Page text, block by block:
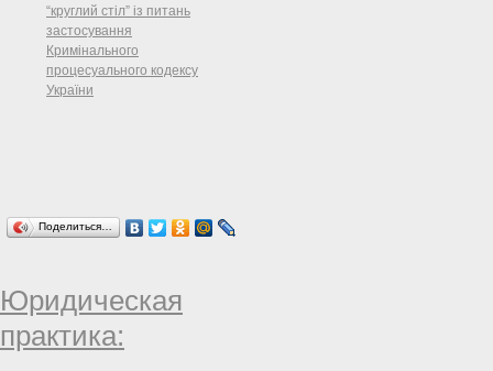
“круглий стіл” із питань
застосування
Кримінального
процесуального кодексу
України
Поделиться…
Юридическая
практика: